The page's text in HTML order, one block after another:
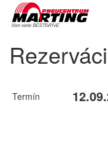
Termín